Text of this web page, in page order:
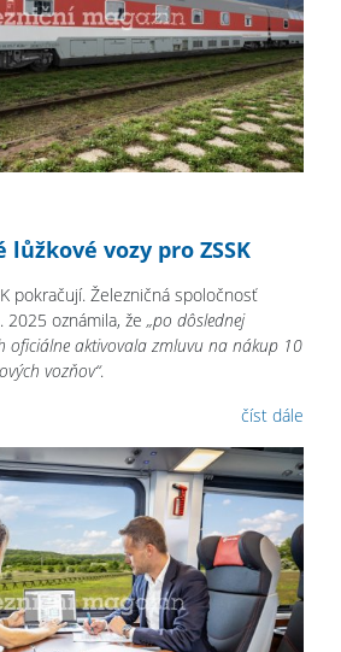
vozy pro ZSSK
pokračují. Železničná spoločnosť
2025 oznámila, že „po dôslednej
oficiálne aktivovala zmluvu na nákup 10
vozňov“.
číst dále